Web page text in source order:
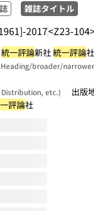
雑誌タイトル
2017<Z23-
統一評論新社統一評論社
broader/narrower
etc.)
出版
評論社